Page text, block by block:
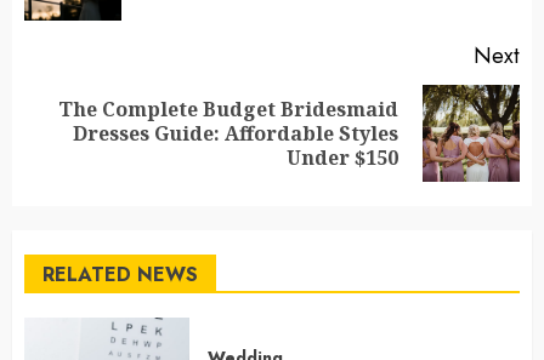
Next
Next
The Complete Budget Bridesmaid
Dresses Guide: Affordable Styles
Under $150
RELATED NEWS